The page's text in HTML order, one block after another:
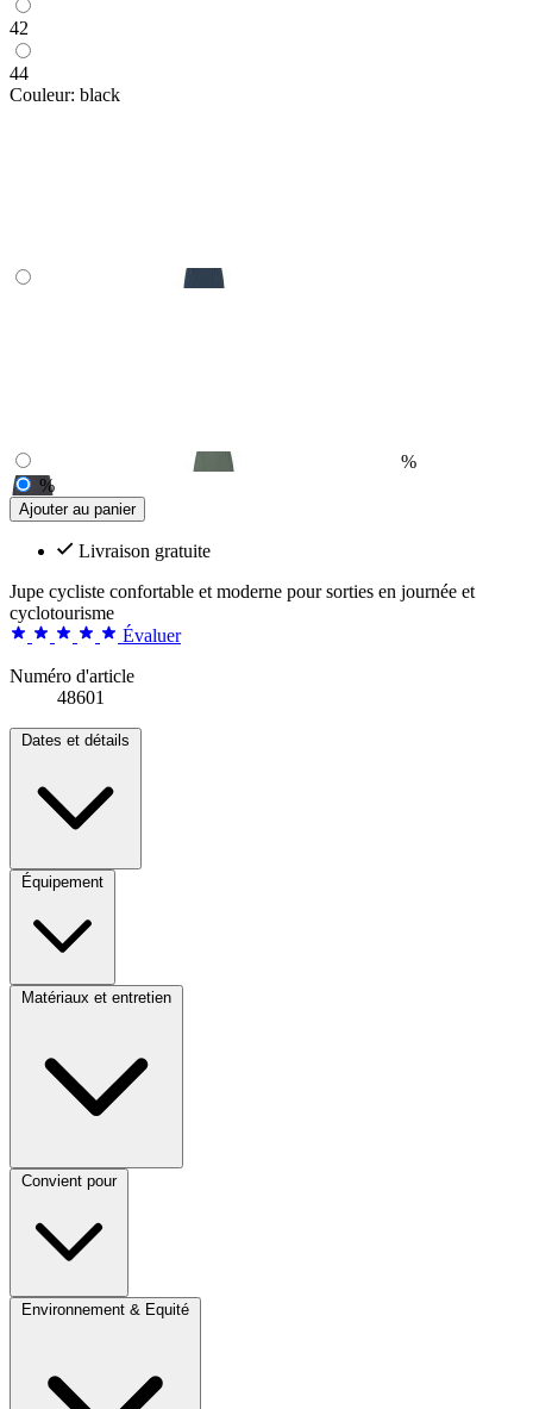
42
44
Couleur: black
%
%
Ajouter au panier
Livraison gratuite
Jupe cycliste confortable et moderne pour sorties en journée et
cyclotourisme
Évaluer
Numéro d'article
48601
Dates et détails
Équipement
Matériaux et entretien
Convient pour
Environnement & Equité